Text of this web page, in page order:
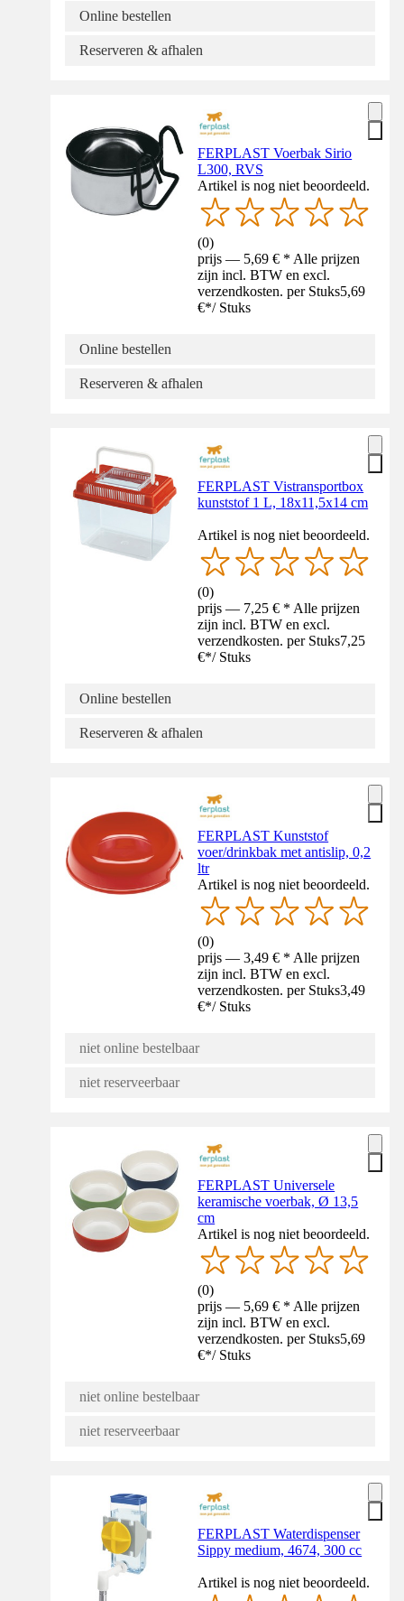
Online bestellen
Reserveren & afhalen
FERPLAST Voerbak Sirio
L300, RVS
Artikel is nog niet beoordeeld.
(0)
prijs — 5,69 € * Alle prijzen
zijn incl. BTW en excl.
verzendkosten. per Stuks5,69
€*/ Stuks
Online bestellen
Reserveren & afhalen
FERPLAST Vistransportbox
kunststof 1 L, 18x11,5x14 cm
Artikel is nog niet beoordeeld.
(0)
prijs — 7,25 € * Alle prijzen
zijn incl. BTW en excl.
verzendkosten. per Stuks7,25
€*/ Stuks
Online bestellen
Reserveren & afhalen
FERPLAST Kunststof
voer/drinkbak met antislip, 0,2
ltr
Artikel is nog niet beoordeeld.
(0)
prijs — 3,49 € * Alle prijzen
zijn incl. BTW en excl.
verzendkosten. per Stuks3,49
€*/ Stuks
niet online bestelbaar
niet reserveerbaar
FERPLAST Universele
keramische voerbak, Ø 13,5
cm
Artikel is nog niet beoordeeld.
(0)
prijs — 5,69 € * Alle prijzen
zijn incl. BTW en excl.
verzendkosten. per Stuks5,69
€*/ Stuks
niet online bestelbaar
niet reserveerbaar
FERPLAST Waterdispenser
Sippy medium, 4674, 300 cc
Artikel is nog niet beoordeeld.